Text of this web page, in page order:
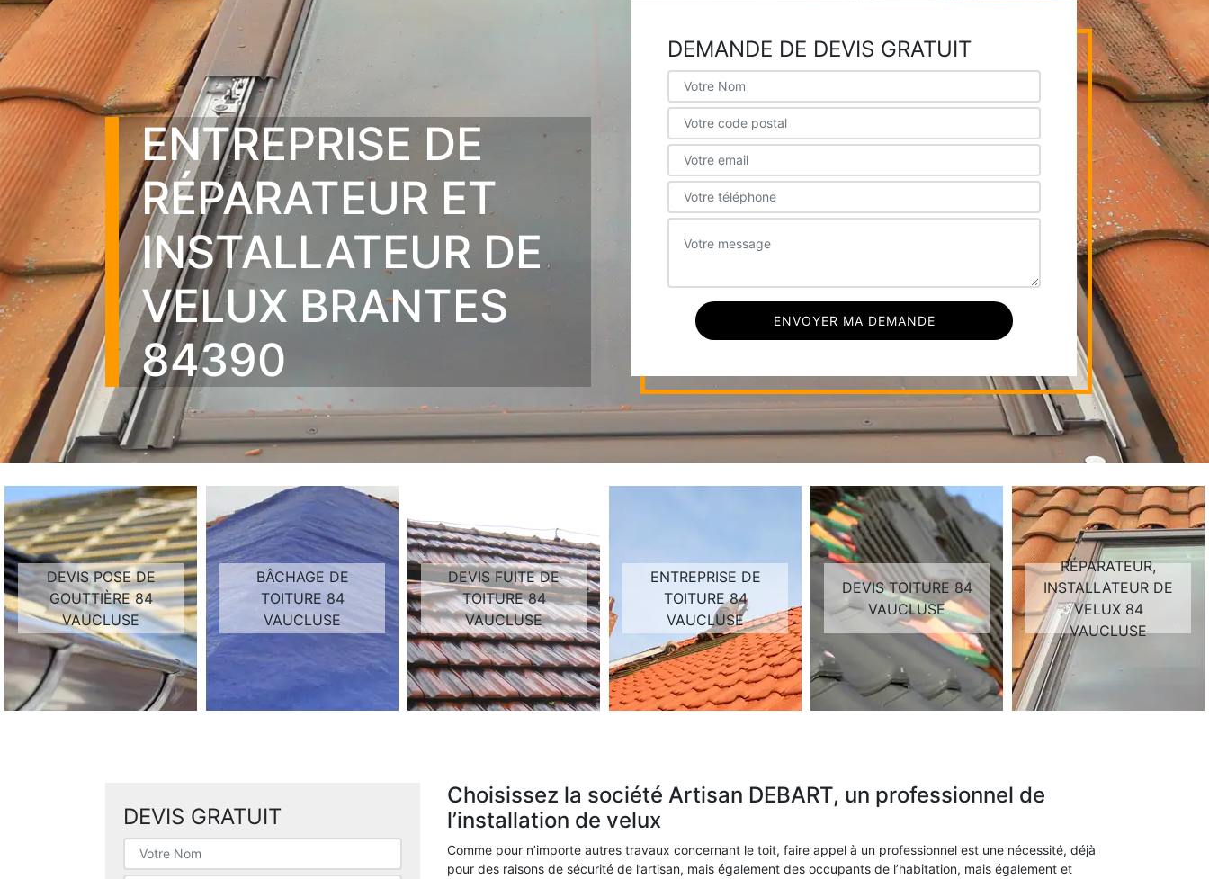
ENTREPRISE DE
RÉPARATEUR ET
INSTALLATEUR DE
VELUX BRANTES
84390
DEMANDE DE DEVIS GRATUIT
DEVIS POSE DE
GOUTTIÈRE 84
VAUCLUSE
BÂCHAGE DE
TOITURE 84
VAUCLUSE
DEVIS FUITE DE
TOITURE 84
VAUCLUSE
ENTREPRISE DE
TOITURE 84
VAUCLUSE
DEVIS TOITURE 84
VAUCLUSE
RÉPARATEUR,
INSTALLATEUR DE
VELUX 84
VAUCLUSE
DEVIS GRATUIT
Choisissez la société Artisan DEBART, un professionnel de
l’installation de velux
Comme pour n’importe autres travaux concernant le toit, faire appel à un professionnel est une nécessité, déjà
pour des raisons de sécurité de l’artisan, mais également des occupants de l’habitation, mais également et